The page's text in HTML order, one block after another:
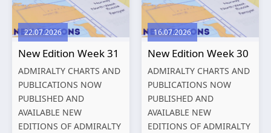
Title, limits
and other remarks
319
International chart
limits and other remarks
1602 China – Chang...
22.07.2026
New Edition Week 31
ADMIRALTY CHARTS AND
PUBLICATIONS NOW
PUBLISHED AND
AVAILABLE NEW
EDITIONS OF ADMIRALTY
16.07.2026
New Edition Week 30
ADMIRALTY CHARTS AND
PUBLICATIONS NOW
PUBLISHED AND
AVAILABLE NEW
EDITIONS OF ADMIRALTY